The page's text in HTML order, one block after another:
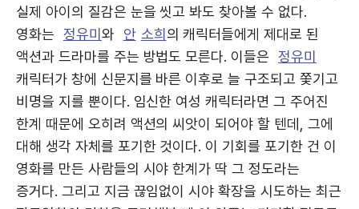
실제 아이의 질감은 눈을 씻고 봐도 찾아볼 수 없다.
영화는 정유미 와 안 소희 의 캐릭터들에게 제대로 된
액션과 드라마를 주는 방법도 모른다. 이들은 정유미
캐릭터가 창에 신문지를 바른 이후로 늘 구조되고 쫓기고
비명을 지를 뿐이다. 임신한 여성 캐릭터라면 그 주어진
한계 때문에 오히려 액션의 씨앗이 되어야 할 텐데, 그에
대해 생각 자체를 포기한 것이다. 이 기회를 포기한 건 이
영화를 만든 사람들의 시야 한계가 딱 그 정도라는
증거다. 그리고 지금 끊임없이 시야 확장을 시도하는 최근